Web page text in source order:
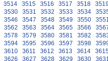
3514 3515 3516 3517 3518
3530 3531 3532 3533 3534
3546 3547 3548 3549 3550
3562 3563 3564 3565 3566
3578 3579 3580 3581 3582
3594 3595 3596 3597 3598
3610 3611 3612 3613 3614
3626 3627 3628 3629 3630